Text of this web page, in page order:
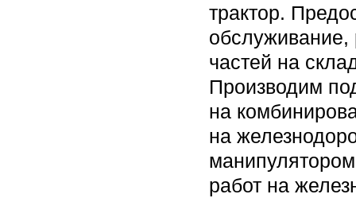
трактор.
обслуживание,
частей на
Производим
на
на
работ на